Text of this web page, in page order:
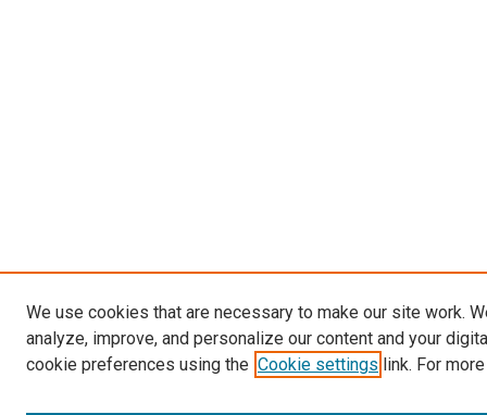
We use cookies that are necessary to make our site work.
analyze, improve, and personalize our content and your
cookie preferences using the Cookie settings link. For